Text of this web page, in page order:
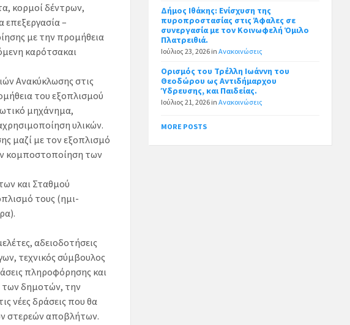
κορμοί δέντρων,
επεξεργασία –
με την προμήθεια
καρότσακαι
Ανακύκλωσης στις
του εξοπλισμού
μηχάνημα,
υλικών.
μαζί με τον εξοπλισμό
κομποστοποίηση των
και Σταθμού
τους (ημι-
αδειοδοτήσεις
τεχνικός σύμβουλος
πληροφόρησης και
των δημοτών, την
νέες δράσεις που θα
στερεών αποβλήτων.
Δήμος Ιθάκης: Ενίσχυση της
πυροπροστασίας στις Άφαλες σε
συνεργασία με τον Κοινωφελή Όμιλο
Πλατρειθιά.
Ιούλιος 23, 2026 inΑνακοινώσεις
Ορισμός του Τρέλλη Ιωάννη του
Θεοδώρου ως Αντιδήμαρχου
Ύδρευσης, και Παιδείας.
Ιούλιος 21, 2026 inΑνακοινώσεις
MORE POSTS